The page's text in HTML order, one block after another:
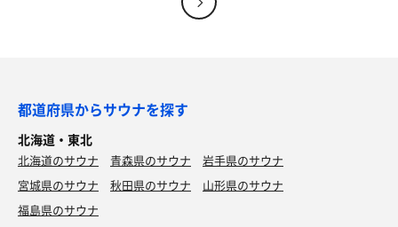
都道府県からサウナを探す
北海道・東北
北海道のサウナ 青森県のサウナ
岩手県のサウナ
宮城県のサウナ
秋田県のサウナ
山形県のサウナ
福島県のサウナ